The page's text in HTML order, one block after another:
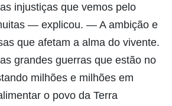
injustiças que vemos pelo
— explicou. — A ambição e
que afetam a alma do vivente.
grandes guerras que estão no
milhões e milhões em
o povo da Terra